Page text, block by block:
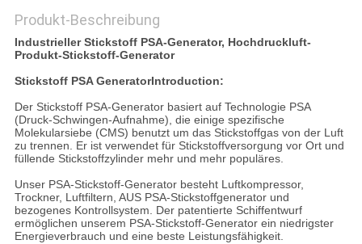
Produkt-Beschreibung
Industrieller Stickstoff PSA-Generator, Hochdruckluft-
Produkt-Stickstoff-Generator
Stickstoff PSA GeneratorIntroduction:
Der Stickstoff PSA-Generator basiert auf Technologie PSA
(Druck-Schwingen-Aufnahme), die einige spezifische
Molekularsiebe (CMS) benutzt um das Stickstoffgas von der Luft
zu trennen. Er ist verwendet für Stickstoffversorgung vor Ort und
füllende Stickstoffzylinder mehr und mehr populäres.
Unser PSA-Stickstoff-Generator besteht Luftkompressor,
Trockner, Luftfiltern, AUS PSA-Stickstoffgenerator und
bezogenes Kontrollsystem. Der patentierte Schiffentwurf
ermöglichen unserem PSA-Stickstoff-Generator ein niedrigster
Energieverbrauch und eine beste Leistungsfähigkeit.